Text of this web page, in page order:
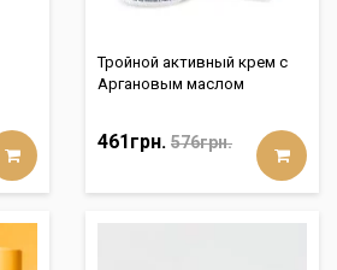
Тройной активный крем с
Аргановым маслом
461грн. 576грн.